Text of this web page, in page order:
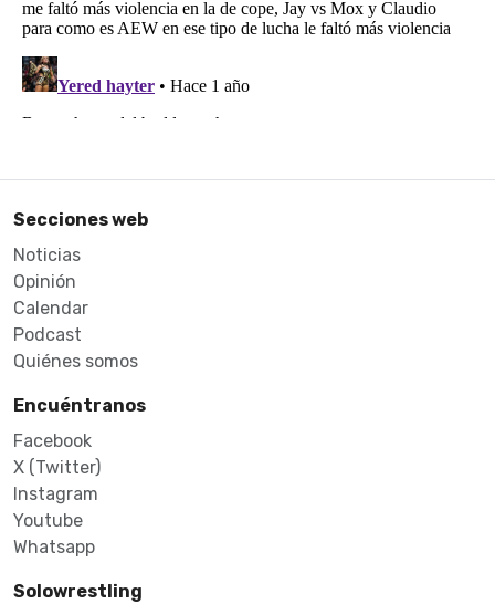
Secciones web
Noticias
Opinión
Calendar
Podcast
Quiénes somos
Encuéntranos
Facebook
X (Twitter)
Instagram
Youtube
Whatsapp
Solowrestling